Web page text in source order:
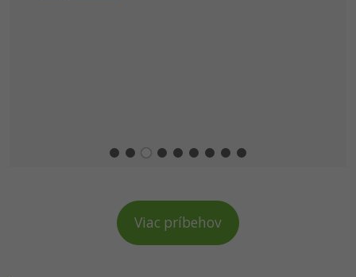
Viac príbehov